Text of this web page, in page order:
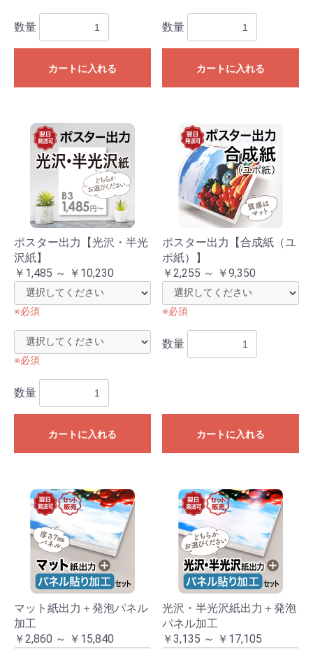
数量
カートに入れる
数量
カートに入れる
ポスター出力【光沢・半光
沢紙】
￥1,485 ～ ￥10,230
※必須
※必須
数量
カートに入れる
ポスター出力【合成紙（ユ
ポ紙）】
￥2,255 ～ ￥9,350
※必須
数量
カートに入れる
マット紙出力＋発泡パネル
加工
￥2,860 ～ ￥15,840
光沢・半光沢紙出力＋発泡
パネル加工
￥3,135 ～ ￥17,105